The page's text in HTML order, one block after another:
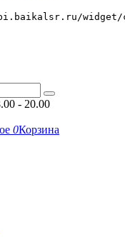
widget/
- 20.00
0Корзина